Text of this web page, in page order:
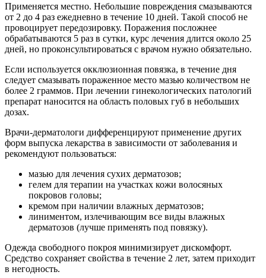
Применяется местно. Небольшие повреждения смазываются
от 2 до 4 раз ежедневно в течение 10 дней. Такой способ не
провоцирует передозировку. Поражения посложнее
обрабатываются 5 раз в сутки, курс лечения длится около 25
дней, но проконсультироваться с врачом нужно обязательно.
Если используется окклюзионная повязка, в течение дня
следует смазывать пораженное место мазью количеством не
более 2 граммов. При лечении гинекологических патологий
препарат наносится на область половых губ в небольших
дозах.
Врачи-дерматологи дифференцируют применение других
форм выпуска лекарства в зависимости от заболевания и
рекомендуют пользоваться:
мазью для лечения сухих дерматозов;
гелем для терапии на участках кожи волосяных
покровов головы;
кремом при наличии влажных дерматозов;
линиментом, излечивающим все виды влажных
дерматозов (лучше применять под повязку).
Одежда свободного покроя минимизирует дискомфорт.
Средство сохраняет свойства в течение 2 лет, затем приходит
в негодность.